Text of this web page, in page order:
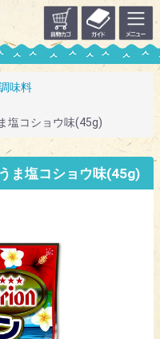
味料
塩コショウ味(45g)
ま塩コショウ味(45g)